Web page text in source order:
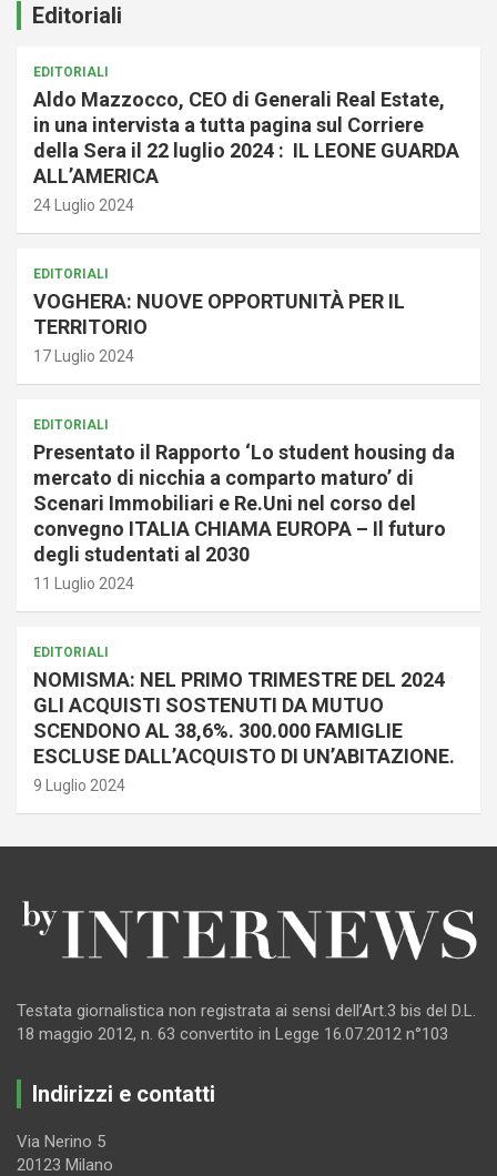
Editoriali
EDITORIALI
Aldo Mazzocco, CEO di Generali Real Estate,
in una intervista a tutta pagina sul Corriere
della Sera il 22 luglio 2024 : IL LEONE GUARDA
ALL’AMERICA
24 Luglio 2024
EDITORIALI
VOGHERA: NUOVE OPPORTUNITÀ PER IL
TERRITORIO
17 Luglio 2024
EDITORIALI
Presentato il Rapporto ‘Lo student housing da
mercato di nicchia a comparto maturo’ di
Scenari Immobiliari e Re.Uni nel corso del
convegno ITALIA CHIAMA EUROPA – Il futuro
degli studentati al 2030
11 Luglio 2024
EDITORIALI
NOMISMA: NEL PRIMO TRIMESTRE DEL 2024
GLI ACQUISTI SOSTENUTI DA MUTUO
SCENDONO AL 38,6%. 300.000 FAMIGLIE
ESCLUSE DALL’ACQUISTO DI UN’ABITAZIONE.
9 Luglio 2024
Testata giornalistica non registrata ai sensi dell’Art.3 bis del D.L.
18 maggio 2012, n. 63 convertito in Legge 16.07.2012 n°103
Indirizzi e contatti
Via Nerino 5
20123 Milano